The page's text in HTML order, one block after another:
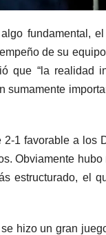
fundamental,
de su
que “la realidad
1 favorable a los
Obviamente
estructurado, el
hizo un gran